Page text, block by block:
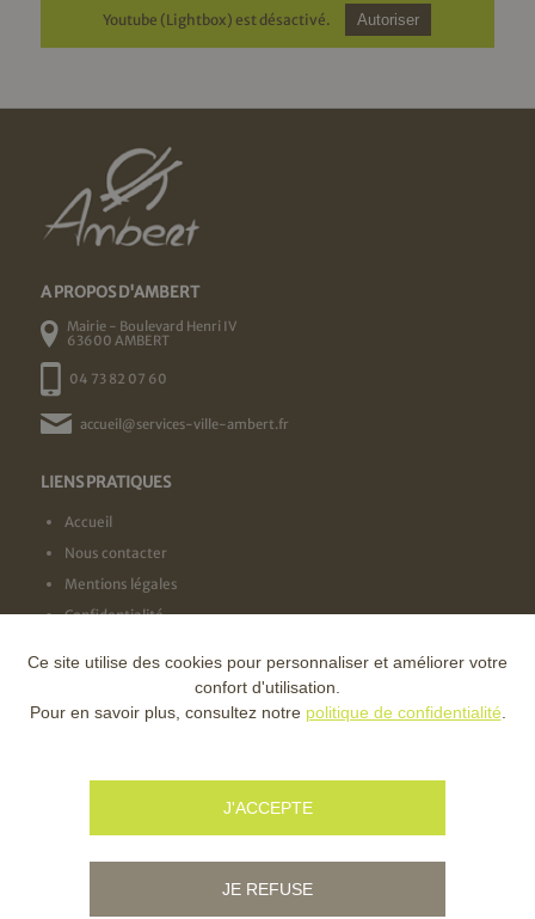
Youtube (Lightbox) est désactivé. Autoriser
A PROPOS D'AMBERT
Mairie - Boulevard Henri IV
63600 AMBERT
04 73 82 07 60
accueil@services-ville-ambert.fr
LIENS PRATIQUES
Accueil
Nous contacter
Mentions légales
Confidentialité
NOS LABELS
Ce site utilise des cookies pour personnaliser et améliorer votre
confort d'utilisation.
Pour en savoir plus, consultez notre politique de confidentialité
J'ACCEPTE
JE REFUSE